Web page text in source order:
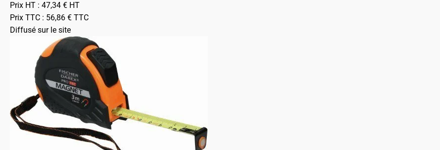
Prix HT : 47,34 € HT
Prix TTC : 56,86 € TTC
Diffusé sur le site